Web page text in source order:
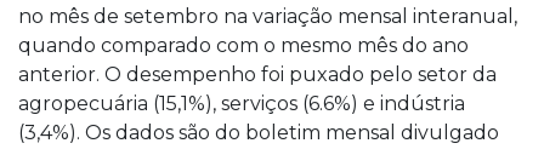
no mês de setembro na variação mensal interanual,
quando comparado com o mesmo mês do ano
anterior. O desempenho foi puxado pelo setor da
agropecuária (15,1%), serviços (6.6%) e indústria
(3,4%). Os dados são do boletim mensal divulgado